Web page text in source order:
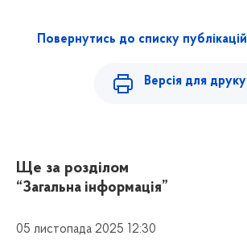
Повернутись до списку публікацій
Версія для друку
Ще за розділом
“Загальна інформація”
05 листопада 2025 12:30